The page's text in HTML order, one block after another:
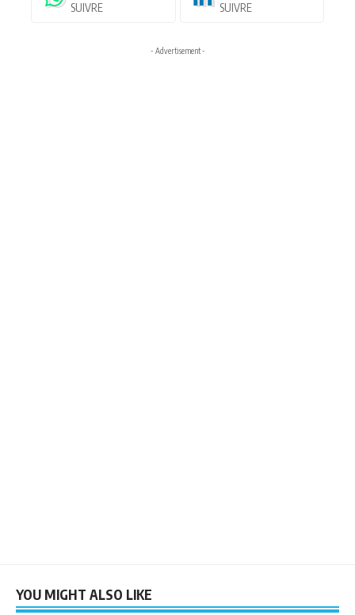
SUIVRE SUIVRE
- Advertisement -
YOU MIGHT ALSO LIKE